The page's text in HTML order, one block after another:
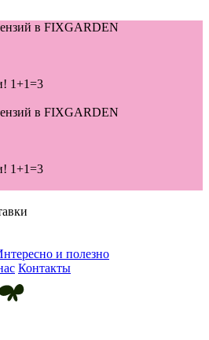
в FIXGARDEN
1+1=3
в FIXGARDEN
1+1=3
и полезно
Контакты